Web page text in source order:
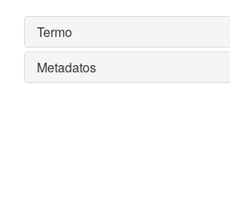
Termo
Metadatos